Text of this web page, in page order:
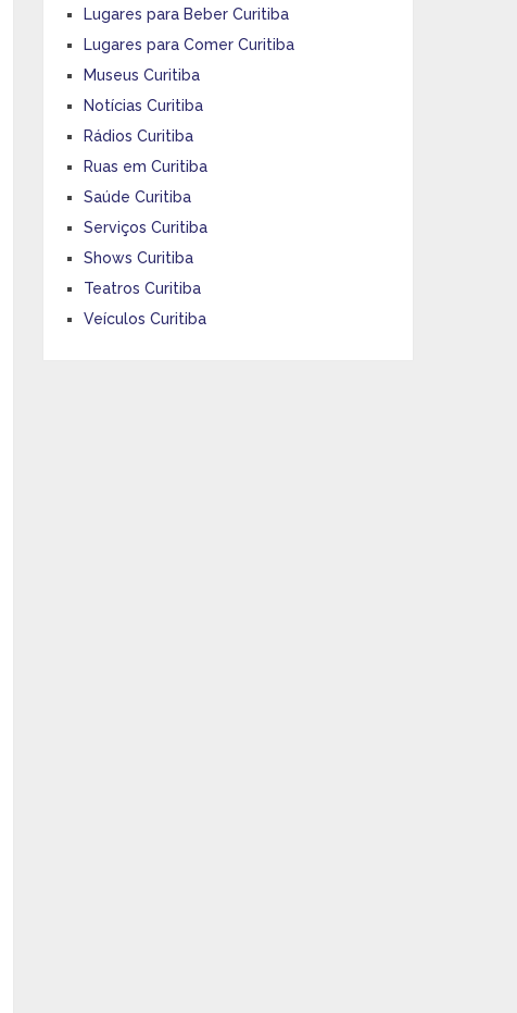
Lugares para Beber Curitiba
Lugares para Comer Curitiba
Museus Curitiba
Notícias Curitiba
Rádios Curitiba
Ruas em Curitiba
Saúde Curitiba
Serviços Curitiba
Shows Curitiba
Teatros Curitiba
Veículos Curitiba